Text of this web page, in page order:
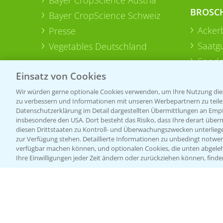
Bayer CropScience Schweiz
Presse
Vegetables Deutschland
Einsatz von Cookies
Wir würden gerne optionale Cookies verwenden, um Ihre Nutzung
zu verbessern und Informationen mit unseren Werbepartnern zu
Datenschutzerklärung im Detail dargestellten Übermittlungen an
insbesondere den USA. Dort besteht das Risiko, dass Ihre derart
diesen Drittstaaten zu Kontroll- und Überwachungszwecken
zur Verfügung stehen. Detaillierte Informationen zu unbedingt
verfügbar machen können, und optionalen Cookies, die unten
Ihre Einwilligungen jeder Zeit ändern oder zurückziehen können,